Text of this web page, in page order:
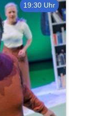
19:30 Uhr